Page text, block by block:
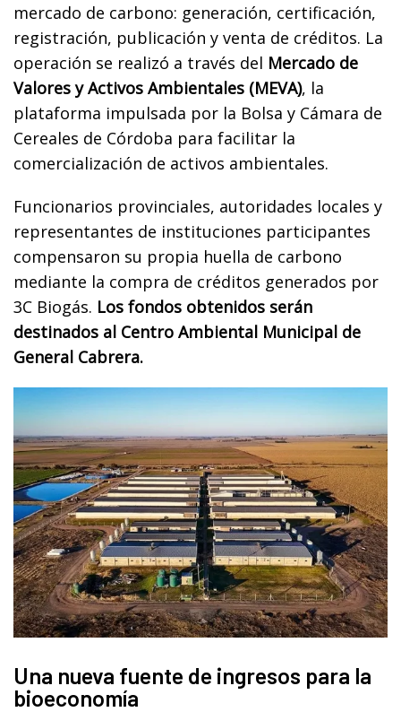
mercado de carbono: generación, certificación,
registración, publicación y venta de créditos. La
operación se realizó a través del Mercado de
Valores y Activos Ambientales (MEVA), la
plataforma impulsada por la Bolsa y Cámara de
Cereales de Córdoba para facilitar la
comercialización de activos ambientales.
Funcionarios provinciales, autoridades locales y
representantes de instituciones participantes
compensaron su propia huella de carbono
mediante la compra de créditos generados por
3C Biogás. Los fondos obtenidos serán
destinados al Centro Ambiental Municipal de
General Cabrera.
Una nueva fuente de ingresos para la
bioeconomía